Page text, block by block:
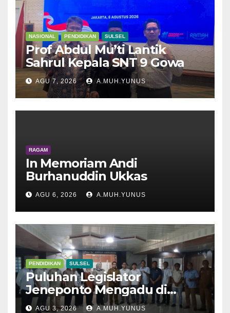
NASIONAL PENDIDIKAN SULSEL
Prof Abdul Mu’ti Lantik
Sahrul Kepala SNT 9 Gowa
AGU 7, 2026 A.MUH.YUNUS
RAGAM
In Memoriam Andi
Burhanuddin Ukkas
AGU 6, 2026 A.MUH.YUNUS
PENDIDIKAN SULSEL
Puluhan Legislator
Jeneponto Mengadu di
Disdik Sulsel
AGU 3, 2026 A.MUH.YUNUS